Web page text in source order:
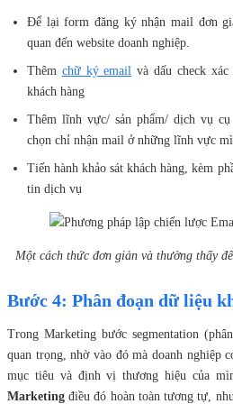
Để lại form đăng ký nhận mail đơn
quan đến website doanh nghiệp.
Thêm chữ ký email và dấu check
khách hàng
Thêm lĩnh vực/ sản phẩm/ dịch vụ
chọn chỉ nhận mail ở những lĩnh vực
Tiến hành khảo sát khách hàng, kèm
tin dịch vụ
Một cách thức đơn giản và thường thấy
Bước 4: Phân đoạn dữ liệu
Trong Marketing bước segmentation
quan trọng, nhờ vào đó mà doanh nghiệp
mục tiêu và định vị thương hiệu của
Marketing điều đó hoàn toàn tương tự,